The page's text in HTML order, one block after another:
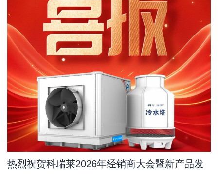
热烈祝贺科瑞莱2026年经销商大会暨新产品发